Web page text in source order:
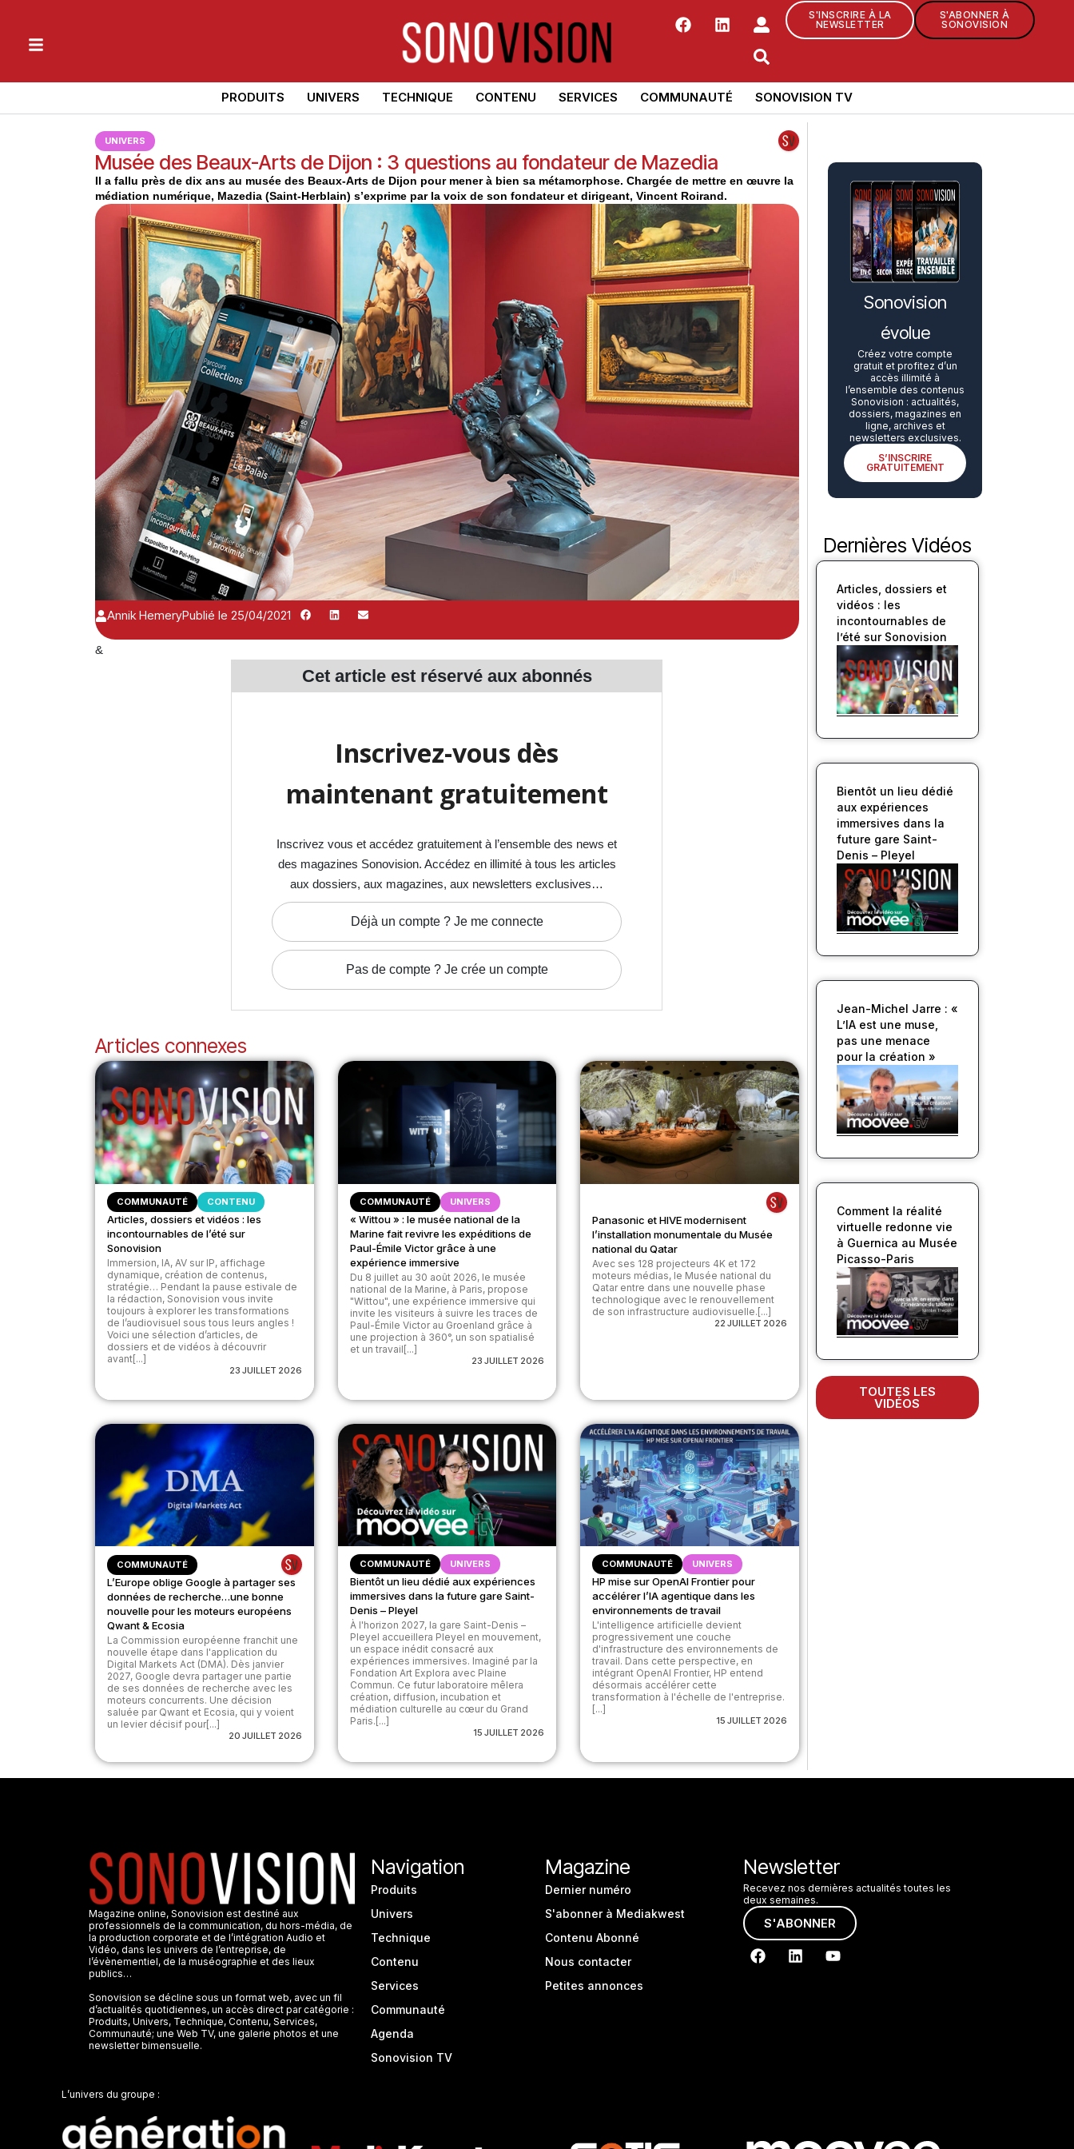
S'INSCRIRE À LA
NEWSLETTER
S'ABONNER À
SONOVISION
PRODUITS UNIVERS TECHNIQUE CONTENU SERVICES COMMUNAUTÉ SONOVISION TV
UNIVERS
Musée des Beaux-Arts de Dijon : 3 questions au fondateur de Mazedia
Il a fallu près de dix ans au musée des Beaux-Arts de Dijon pour mener à bien sa métamorphose. Chargée de mettre en œuvre la
médiation numérique, Mazedia (Saint-Herblain) s’exprime par la voix de son fondateur et dirigeant, Vincent Roirand.
Annik HemeryPublié le 25/04/2021
&
Cet article est réservé aux abonnés
Inscrivez-vous dès
maintenant gratuitement
Inscrivez vous et accédez gratuitement à l’ensemble des news et
des magazines Sonovision. Accédez en illimité à tous les articles
aux dossiers, aux magazines, aux newsletters exclusives…
Déjà un compte ? Je me connecte
Pas de compte ? Je crée un compte
Articles connexes
COMMUNAUTÉ CONTENU
Articles, dossiers et vidéos : les
incontournables de l’été sur
Sonovision
Immersion, IA, AV sur IP, affichage
dynamique, création de contenus,
stratégie… Pendant la pause estivale de
la rédaction, Sonovision vous invite
toujours à explorer les transformations
de l’audiovisuel sous tous leurs angles !
Voici une sélection d’articles, de
dossiers et de vidéos à découvrir
avant[...]
23 JUILLET 2026
COMMUNAUTÉ UNIVERS
« Wittou » : le musée national de la
Marine fait revivre les expéditions de
Paul-Émile Victor grâce à une
expérience immersive
Du 8 juillet au 30 août 2026, le musée
national de la Marine, à Paris, propose
"Wittou", une expérience immersive qui
invite les visiteurs à suivre les traces de
Paul-Émile Victor au Groenland grâce à
une projection à 360°, un son spatialisé
et un travail[...]
23 JUILLET 2026
Panasonic et HIVE modernisent
l’installation monumentale du Musée
national du Qatar
Avec ses 128 projecteurs 4K et 172
moteurs médias, le Musée national du
Qatar entre dans une nouvelle phase
technologique avec le renouvellement
de son infrastructure audiovisuelle.[...]
22 JUILLET 2026
COMMUNAUTÉ
L’Europe oblige Google à partager ses
données de recherche…une bonne
nouvelle pour les moteurs européens
Qwant & Ecosia
La Commission européenne franchit une
nouvelle étape dans l'application du
Digital Markets Act (DMA). Dès janvier
2027, Google devra partager une partie
de ses données de recherche avec les
moteurs concurrents. Une décision
saluée par Qwant et Ecosia, qui y voient
un levier décisif pour[...]
20 JUILLET 2026
COMMUNAUTÉ UNIVERS
Bientôt un lieu dédié aux expériences
immersives dans la future gare Saint-
Denis – Pleyel
À l'horizon 2027, la gare Saint-Denis –
Pleyel accueillera Pleyel en mouvement,
un espace inédit consacré aux
expériences immersives. Imaginé par la
Fondation Art Explora avec Plaine
Commun. Ce futur laboratoire mêlera
création, diffusion, incubation et
médiation culturelle au cœur du Grand
Paris.[...]
15 JUILLET 2026
COMMUNAUTÉ UNIVERS
HP mise sur OpenAI Frontier pour
accélérer l’IA agentique dans les
environnements de travail
L'intelligence artificielle devient
progressivement une couche
d'infrastructure des environnements de
travail. Dans cette perspective, en
intégrant OpenAI Frontier, HP entend
désormais accélérer cette
transformation à l'échelle de l'entreprise.
[...]
15 JUILLET 2026
Sonovision
évolue
Créez votre compte
gratuit et profitez d’un
accès illimité à
l’ensemble des contenus
Sonovision : actualités,
dossiers, magazines en
ligne, archives et
newsletters exclusives.
S’INSCRIRE
GRATUITEMENT
Dernières Vidéos
Articles, dossiers et
vidéos : les
incontournables de
l’été sur Sonovision
Bientôt un lieu dédié
aux expériences
immersives dans la
future gare Saint-
Denis – Pleyel
Jean-Michel Jarre : «
L’IA est une muse,
pas une menace
pour la création »
Comment la réalité
virtuelle redonne vie
à Guernica au Musée
Picasso-Paris
TOUTES LES
VIDÉOS
Magazine online, Sonovision est destiné aux
professionnels de la communication, du hors-média, de
la production corporate et de l’intégration Audio et
Vidéo, dans les univers de l’entreprise, de
l’évènementiel, de la muséographie et des lieux
publics…
Sonovision se décline sous un format web, avec un fil
d’actualités quotidiennes, un accès direct par catégorie :
Produits, Univers, Technique, Contenu, Services,
Communauté; une Web TV, une galerie photos et une
newsletter bimensuelle.
Navigation
Produits
Univers
Technique
Contenu
Services
Communauté
Agenda
Sonovision TV
Magazine
Dernier numéro
S'abonner à Mediakwest
Contenu Abonné
Nous contacter
Petites annonces
Newsletter
Recevez nos dernières actualités toutes les
deux semaines.
S'ABONNER
L’univers du groupe :